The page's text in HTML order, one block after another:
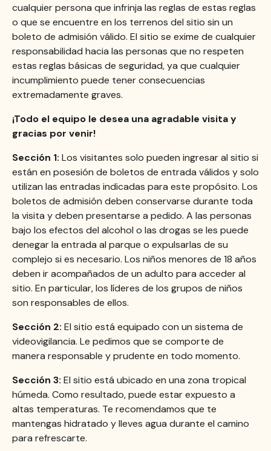
cualquier persona que infrinja las reglas de estas reglas
o que se encuentre en los terrenos del sitio sin un
boleto de admisión válido. El sitio se exime de cualquier
responsabilidad hacia las personas que no respeten
estas reglas básicas de seguridad, ya que cualquier
incumplimiento puede tener consecuencias
extremadamente graves.
¡Todo el equipo le desea una agradable visita y
gracias por venir!
Sección 1: Los visitantes solo pueden ingresar al sitio si
están en posesión de boletos de entrada válidos y solo
utilizan las entradas indicadas para este propósito. Los
boletos de admisión deben conservarse durante toda
la visita y deben presentarse a pedido. A las personas
bajo los efectos del alcohol o las drogas se les puede
denegar la entrada al parque o expulsarlas de su
complejo si es necesario. Los niños menores de 18 años
deben ir acompañados de un adulto para acceder al
sitio. En particular, los líderes de los grupos de niños
son responsables de ellos.
Sección 2: El sitio está equipado con un sistema de
videovigilancia. Le pedimos que se comporte de
manera responsable y prudente en todo momento.
Sección 3: El sitio está ubicado en una zona tropical
húmeda. Como resultado, puede estar expuesto a
altas temperaturas. Te recomendamos que te
mantengas hidratado y lleves agua durante el camino
para refrescarte.